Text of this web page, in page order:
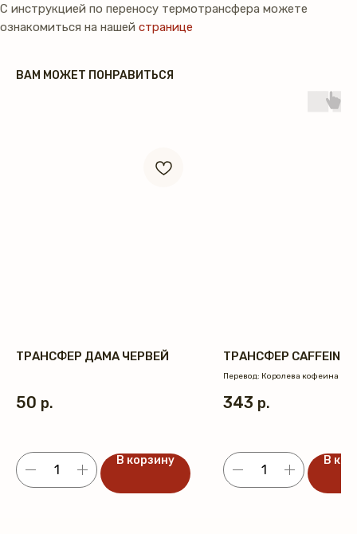
С инструкцией по переносу термотрансфера можете
ознакомиться на нашей странице
ВАМ МОЖЕТ ПОНРАВИТЬСЯ
ТРАНСФЕР ДАМА ЧЕРВЕЙ
50 р.
В корзину
ТРАНСФЕР CAFFEINE
Перевод: Королева кофеина
343 р.
В